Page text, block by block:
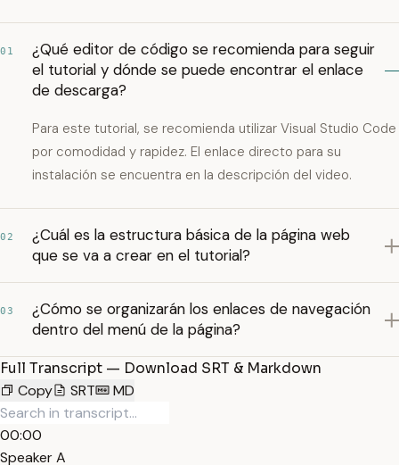
01
¿Qué editor de código se recomienda para seguir
el tutorial y dónde se puede encontrar el enlace
de descarga?
Para este tutorial, se recomienda utilizar Visual Studio Code
por comodidad y rapidez. El enlace directo para su
instalación se encuentra en la descripción del video.
02
¿Cuál es la estructura básica de la página web
que se va a crear en el tutorial?
03
¿Cómo se organizarán los enlaces de navegación
dentro del menú de la página?
Full Transcript — Download SRT & Markdown
Copy
SRT MD
00:00
Speaker A